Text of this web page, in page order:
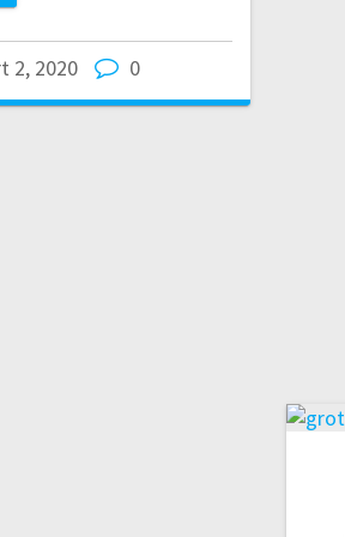
2, 2020 0